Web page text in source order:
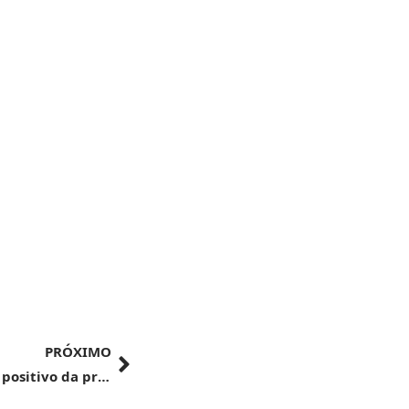
PRÓXIMO
Institucional | Receita comemora balanço positivo da primeira etapa da Operação Aduana Flutuante